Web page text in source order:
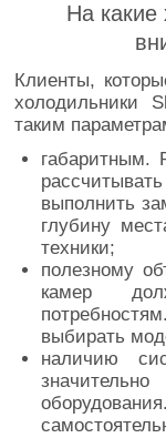
На какие
Клиенты,
холодильники
таким
габаритным.
выполнить
глубину
техники;
полезному
камер
выбирать
наличию